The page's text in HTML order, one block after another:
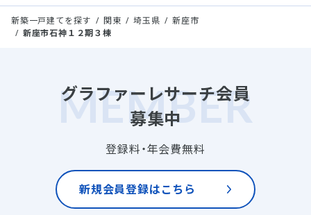
新築一戸建てを探す 関東 埼玉県
新座市
新座市石神１２期３棟
グラファーレサーチ会員
募集中
登録料・年会費無料
新規会員登録はこちら